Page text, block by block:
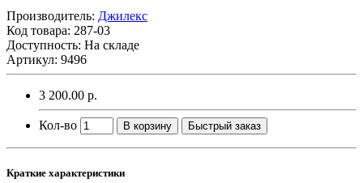
Производитель: Джилекс
Код товара: 287-03
Доступность: На складе
Артикул: 9496
3 200.00 р.
Кол-во В корзину Быстрый заказ
Краткие характеристики